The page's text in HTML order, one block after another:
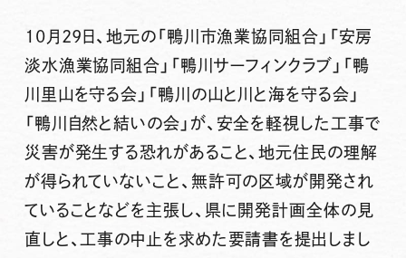
10月29日、地元の「鴨川市漁業協同組合」「安房
淡水漁業協同組合」「鴨川サーフィンクラブ」「鴨
川里山を守る会」「鴨川の山と川と海を守る会」
「鴨川自然と結いの会」が、安全を軽視した工事で
災害が発生する恐れがあること、地元住民の理解
が得られていないこと、無許可の区域が開発され
ていることなどを主張し、県に開発計画全体の見
直しと、工事の中止を求めた要請書を提出しまし